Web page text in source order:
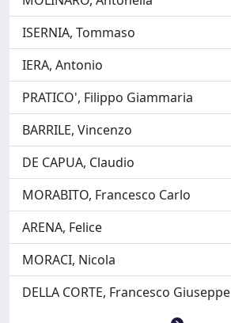
ISERNIA, Tommaso
IERA, Antonio
PRATICO', Filippo Giammaria
BARRILE, Vincenzo
DE CAPUA, Claudio
MORABITO, Francesco Carlo
ARENA, Felice
MORACI, Nicola
DELLA CORTE, Francesco Giuseppe